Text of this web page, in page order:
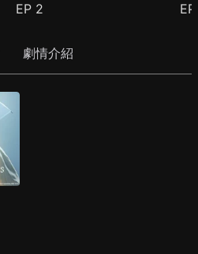
EP 2
劇情介紹